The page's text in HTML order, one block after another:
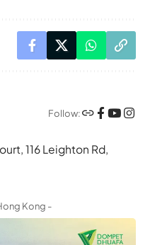
Follow:
116 Leighton Rd,
Kong -